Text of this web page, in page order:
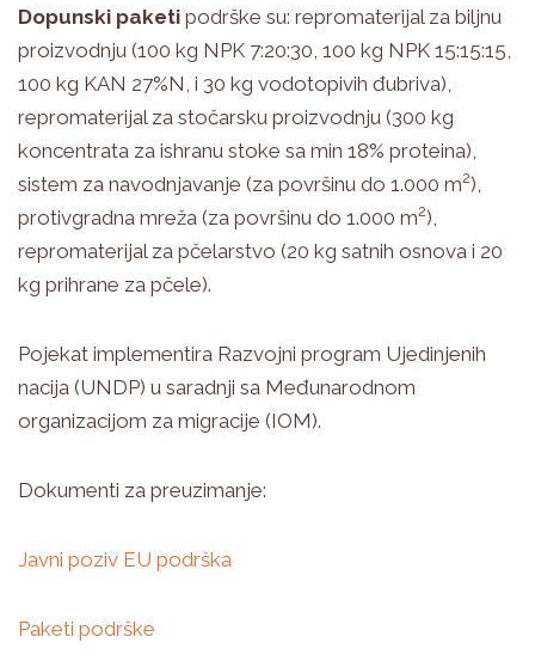
Dopunski paketi podrške su: repromaterijal za biljnu
proizvodnju (100 kg NPK 7:20:30, 100 kg NPK 15:15:15,
100 kg KAN 27%N, i 30 kg vodotopivih đubriva),
repromaterijal za stočarsku proizvodnju (300 kg
koncentrata za ishranu stoke sa min 18% proteina),
sistem za navodnjavanje (za površinu do 1.000 m2),
protivgradna mreža (za površinu do 1.000 m2),
repromaterijal za pčelarstvo (20 kg satnih osnova i 20
kg prihrane za pčele).
Pojekat implementira Razvojni program Ujedinjenih
nacija (UNDP) u saradnji sa Međunarodnom
organizacijom za migracije (IOM).
Dokumenti za preuzimanje:
Javni poziv EU podrška
Paketi podrške